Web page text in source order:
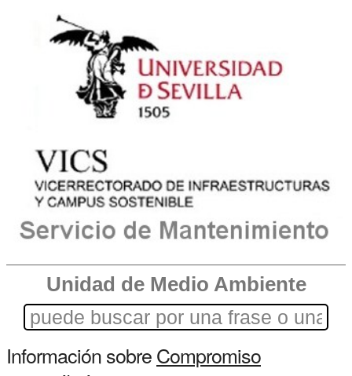
Unidad de Medio Ambiente
Información sobreCompromiso